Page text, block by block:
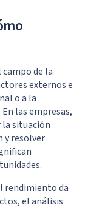
campo de la
externos e
o a la
las empresas,
situación
y resolver
rendimiento da
el análisis